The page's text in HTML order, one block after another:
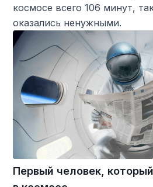
космосе всего 106 минут,
оказались ненужными.
Первый человек,